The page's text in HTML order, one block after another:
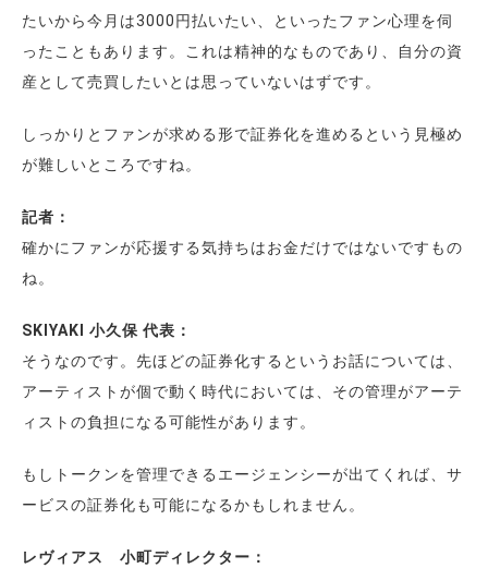
たいから今月は3000円払いたい、といったファン心理を伺
ったこともあります。これは精神的なものであり、自分の資
産として売買したいとは思っていないはずです。
しっかりとファンが求める形で証券化を進めるという見極め
が難しいところですね。
記者：
確かにファンが応援する気持ちはお金だけではないですもの
ね。
SKIYAKI 小久保 代表：
そうなのです。先ほどの証券化するというお話については、
アーティストが個で動く時代においては、その管理がアーテ
ィストの負担になる可能性があります。
もしトークンを管理できるエージェンシーが出てくれば、サ
ービスの証券化も可能になるかもしれません。
レヴィアス 小町ディレクター：